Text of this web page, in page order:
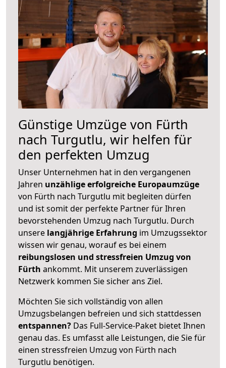
Günstige Umzüge von Fürth
nach Turgutlu, wir helfen für
den perfekten Umzug
Unser Unternehmen hat in den vergangenen
Jahren unzählige erfolgreiche Europaumzüge
von Fürth nach Turgutlu mit begleiten dürfen
und ist somit der perfekte Partner für Ihren
bevorstehenden Umzug nach Turgutlu. Durch
unsere langjährige Erfahrung im Umzugssektor
wissen wir genau, worauf es bei einem
reibungslosen und stressfreien Umzug von
Fürth ankommt. Mit unserem zuverlässigen
Netzwerk kommen Sie sicher ans Ziel.
Möchten Sie sich vollständig von allen
Umzugsbelangen befreien und sich stattdessen
entspannen? Das Full-Service-Paket bietet Ihnen
genau das. Es umfasst alle Leistungen, die Sie für
einen stressfreien Umzug von Fürth nach
Turgutlu benötigen.